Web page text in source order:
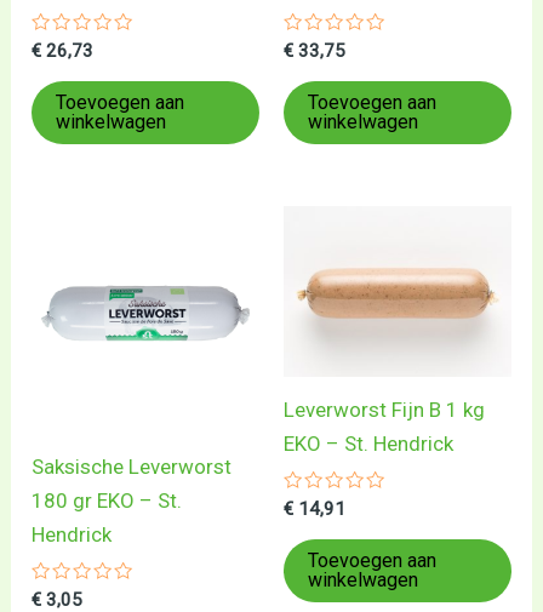
Gewaardeerd
uit
5
€ 26,73
Toevoegen aan
winkelwagen
Gewaardeerd
uit
5
€ 33,75
Toevoegen aan
winkelwagen
Saksische Leverworst
180 gr EKO – St.
Hendrick
Gewaardeerd
€ 3,05
Leverworst Fijn B 1 kg
EKO – St. Hendrick
Gewaardeerd
uit
5
€ 14,91
Toevoegen aan
winkelwagen